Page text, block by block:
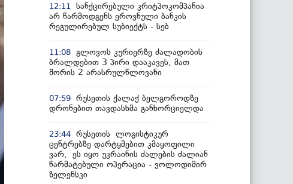
12:11
სანქცირებული კრიტპოკომპანია
არ წარმოდგენს ეროვნული ბანკის
რეგულირებულ სუბიექტს - სებ
11:08 გლოვოს კურიერზე ძალადობის
ბრალდებით 3 პირი დააკავეს, მათ
შორის 2 არასრულწლოვანი
07:59 რუსეთის ქალაქ ბელგოროდზე
დრონებით თავდასხმა განხორციელდა
23:44 რუსეთის ლოგისტიკურ
ცენტრებზე დარტყმებით კმაყოფილი
ვარ, ეს იყო უკრაინის ძალების ძალიან
წარმატებული ოპერაცია - ვოლოდიმირ
ზელენსკი